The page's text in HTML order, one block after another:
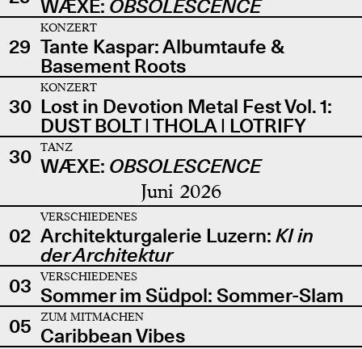
WÆXE: OBSOLESCENCE
29
KONZERT
Tante Kaspar: Albumtaufe &
Basement Roots
30
KONZERT
Lost in Devotion Metal Fest Vol. 1:
DUST BOLT | THOLA | LOTRIFY
30
TANZ
WÆXE: OBSOLESCENCE
Juni 2026
02
VERSCHIEDENES
Architekturgalerie Luzern: KI in
der Architektur
03
VERSCHIEDENES
Sommer im Südpol: Sommer-Slam
05
ZUM MITMACHEN
Caribbean Vibes